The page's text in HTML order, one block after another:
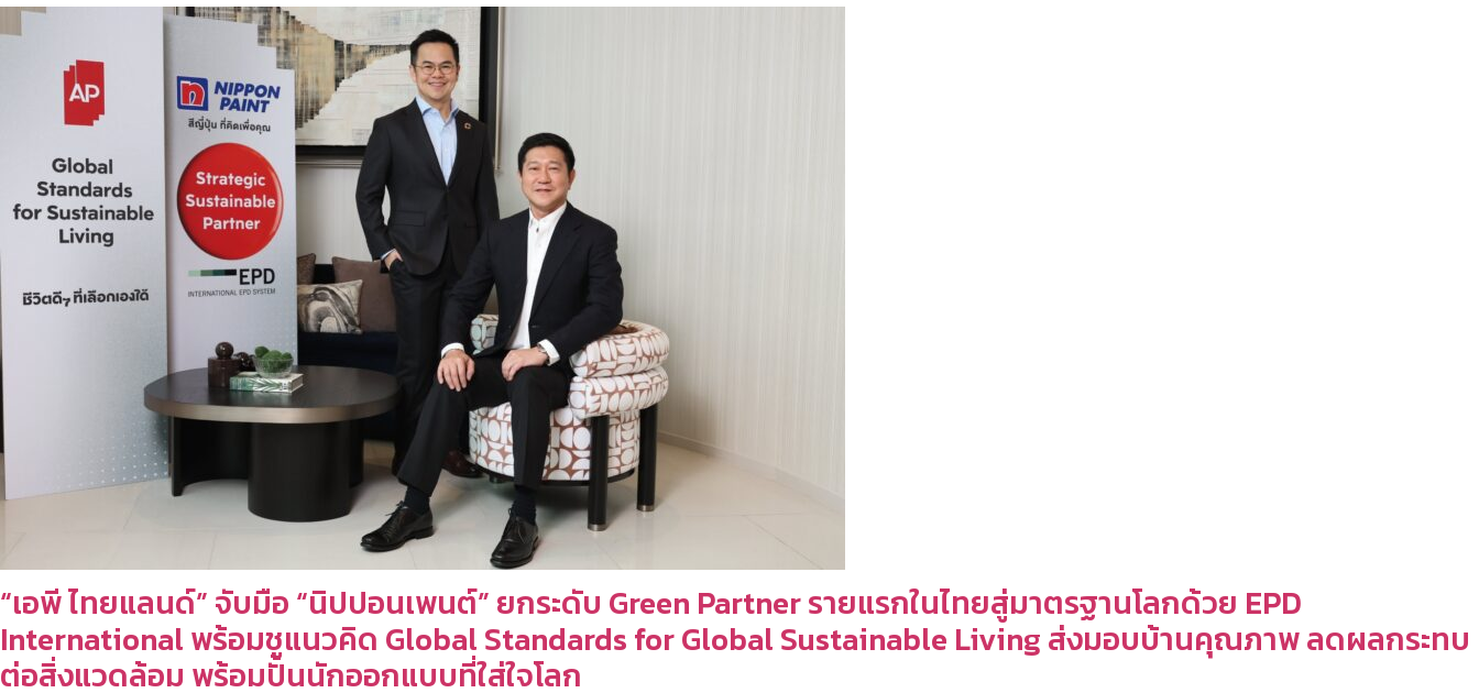
“เอพี ไทยแลนด์” จับมือ “นิปปอนเพนต์” ยกระดับ Green Partner รายแรกในไทยสู่มาตรฐานโลกด้วย EPD
International พร้อมชูแนวคิด Global Standards for Global Sustainable Living ส่งมอบบ้านคุณภาพ ลดผลกระทบ
ต่อสิ่งแวดล้อม พร้อมปั้นนักออกแบบที่ใส่ใจโลก